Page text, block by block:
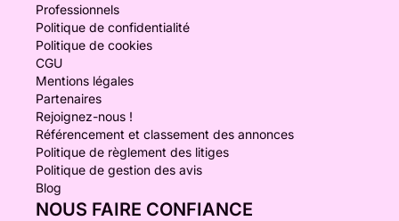
Professionnels
Politique de confidentialité
Politique de cookies
CGU
Mentions légales
Partenaires
Rejoignez-nous !
Référencement et classement des annonces
Politique de règlement des litiges
Politique de gestion des avis
Blog
NOUS FAIRE CONFIANCE